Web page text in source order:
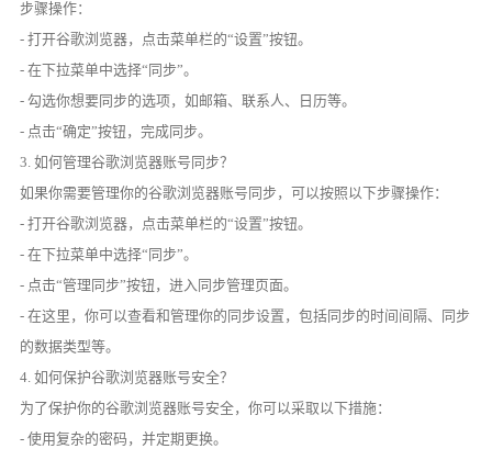
步骤操作：
- 打开谷歌浏览器，点击菜单栏的“设置”按钮。
- 在下拉菜单中选择“同步”。
- 勾选你想要同步的选项，如邮箱、联系人、日历等。
- 点击“确定”按钮，完成同步。
3. 如何管理谷歌浏览器账号同步？
如果你需要管理你的谷歌浏览器账号同步，可以按照以下步骤操作：
- 打开谷歌浏览器，点击菜单栏的“设置”按钮。
- 在下拉菜单中选择“同步”。
- 点击“管理同步”按钮，进入同步管理页面。
- 在这里，你可以查看和管理你的同步设置，包括同步的时间间隔、同步
的数据类型等。
4. 如何保护谷歌浏览器账号安全？
为了保护你的谷歌浏览器账号安全，你可以采取以下措施：
- 使用复杂的密码，并定期更换。